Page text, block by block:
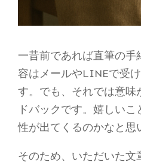
一昔前であれば直筆の
容はメールやLINEで受
す。でも、それでは意
ドバックです。嬉しい
性が出てくるのかなと思
そのため、いただいた